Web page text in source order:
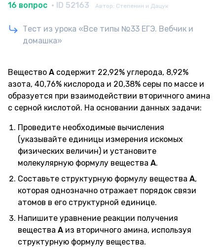
16 вопрос · ID 52163 Автор: Степенин и Дацук
Тест из урока «Все типы №33 ЕГЭ. Вебчик и
домашка»
Вещество А содержит 22,92% углерода, 8,92%
азота, 40,76% кислорода и 20,38% серы по массе и
образуется при взаимодействии вторичного амина
с серной кислотой. На основании данных задачи:
Проведите необходимые вычисления
(указывайте единицы измерения искомых
физических величин) и установите
молекулярную формулу вещества А.
Составьте структурную формулу вещества А,
которая однозначно отражает порядок связи
атомов в его структурной единице.
Напишите уравнение реакции получения
вещества А из вторичного амина, используя
структурную формулу вещества.